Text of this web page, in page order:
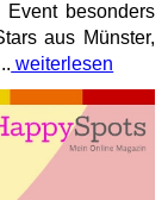
besonders
aus Münster,
weiterlesen